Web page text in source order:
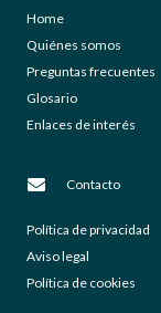
Home
Quiénes somos
Preguntas frecuentes
Glosario
Enlaces de interés
Contacto
Política de privacidad
Aviso legal
Política de cookies